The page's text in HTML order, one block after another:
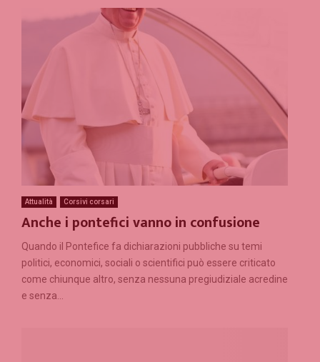
Attualità Corsivi corsari
Anche i pontefici vanno in confusione
Quando il Pontefice fa dichiarazioni pubbliche su temi
politici, economici, sociali o scientifici può essere criticato
come chiunque altro, senza nessuna pregiudiziale acredine
e senza...